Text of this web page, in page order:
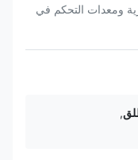
ومعدات التحكم في
,